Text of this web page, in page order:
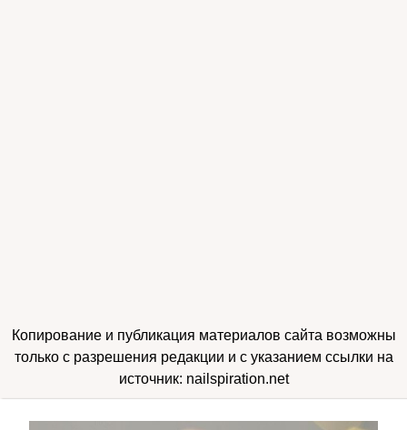
Копирование и публикация материалов сайта возможны
только с разрешения редакции и с указанием ссылки на
источник: nailspiration.net